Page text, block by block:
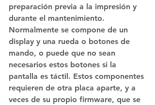
preparación previa a la impresión y
durante el mantenimiento.
Normalmente se compone de un
display y una rueda o botones de
mando, o puede que no sean
necesarios estos botones si la
pantalla es táctil. Estos componentes
requieren de otra placa aparte, y a
veces de su propio firmware, que se